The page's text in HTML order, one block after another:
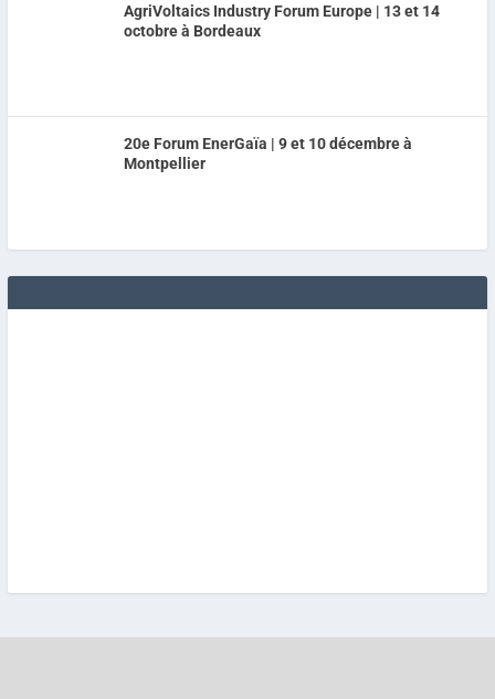
AgriVoltaics Industry Forum Europe | 13 et 14
octobre à Bordeaux
20e Forum EnerGaïa | 9 et 10 décembre à
Montpellier